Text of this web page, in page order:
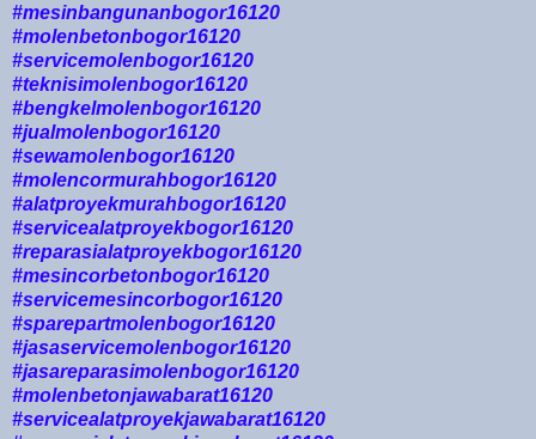
#mesinbangunanbogor16120
#molenbetonbogor16120
#servicemolenbogor16120
#teknisimolenbogor16120
#bengkelmolenbogor16120
#jualmolenbogor16120
#sewamolenbogor16120
#molencormurahbogor16120
#alatproyekmurahbogor16120
#servicealatproyekbogor16120
#reparasialatproyekbogor16120
#mesincorbetonbogor16120
#servicemesincorbogor16120
#sparepartmolenbogor16120
#jasaservicemolenbogor16120
#jasareparasimolenbogor16120
#molenbetonjawabarat16120
#servicealatproyekjawabarat16120